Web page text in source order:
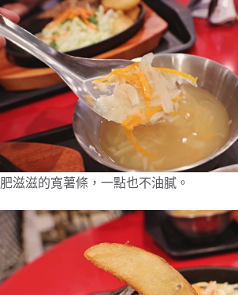
肥滋滋的寬薯條，一點也不油膩。